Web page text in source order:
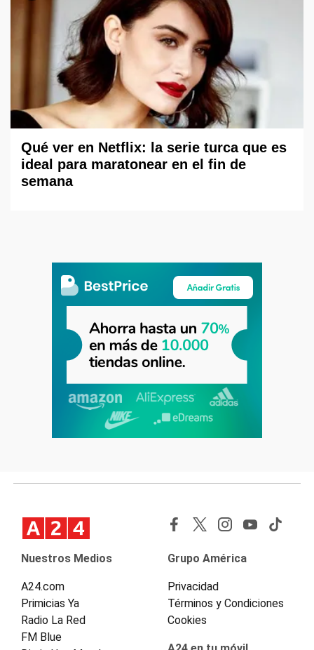
Qué ver en Netflix: la serie turca que es
ideal para maratonear en el fin de
semana
Nuestros Medios
A24.com
Primicias Ya
Radio La Red
FM Blue
Grupo América
Privacidad
Términos y Condiciones
Cookies